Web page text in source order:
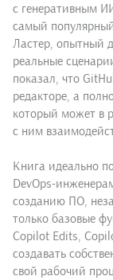
с генеративным
самый
Ластер, опытный
реальные
показал, что
редакторе, а
который может в
с ним
Книга идеально
DevOps-
созданию ПО,
только базовые
Copilot Edits,
создавать
свой рабочий